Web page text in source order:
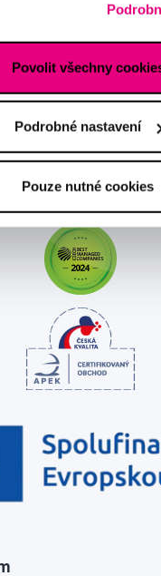
Povolit všechny
Podrobné nastavení
Pouze nutné cookies
zpracováním osobních údajů